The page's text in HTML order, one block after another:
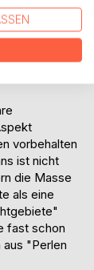
sowie
dabei
der heutigen
vorbehalten
ist nicht
die Masse
als eine
fast schon
"Perlen